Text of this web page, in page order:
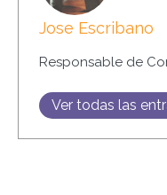
Jose Escribano
Responsable de
Ver todas las